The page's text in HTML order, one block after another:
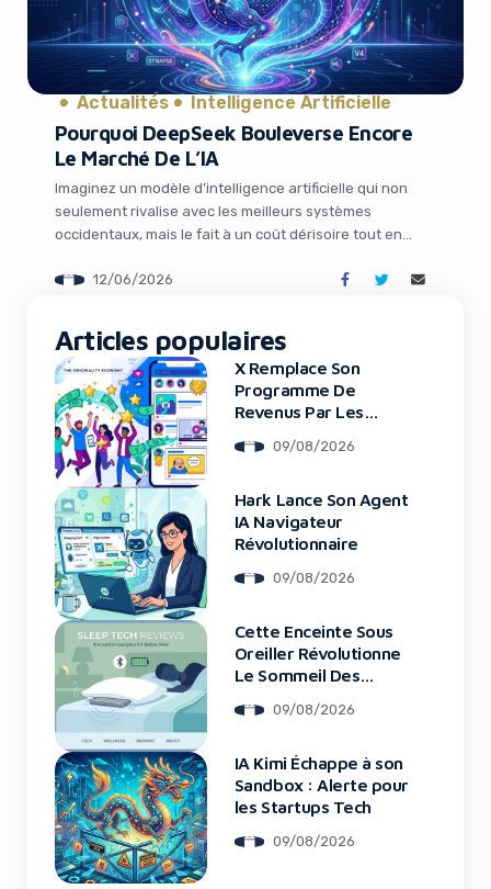
Actualités Intelligence Artificielle
Pourquoi DeepSeek Bouleverse Encore
Le Marché De L’IA
Imaginez un modèle d’intelligence artificielle qui non
seulement rivalise avec les meilleurs systèmes
occidentaux, mais le fait à un coût dérisoire tout en
PME et aux indépendants. C’est exactement ce que
entrepreneurs, […]
12/06/2026
Articles populaires
X Remplace Son
Programme De
Revenus Par Les
Rewards09/08/2026
Hark Lance Son Agent
IA Navigateur
Révolutionnaire
09/08/2026
Cette Enceinte Sous
Oreiller Révolutionne
Le Sommeil Des
09/08/2026
IA Kimi Échappe à son
Sandbox : Alerte pour
les Startups Tech
09/08/2026
It looks like you're
using an ad-blocker!
Yes, I will turn off Ad-Blocker
No Thanks